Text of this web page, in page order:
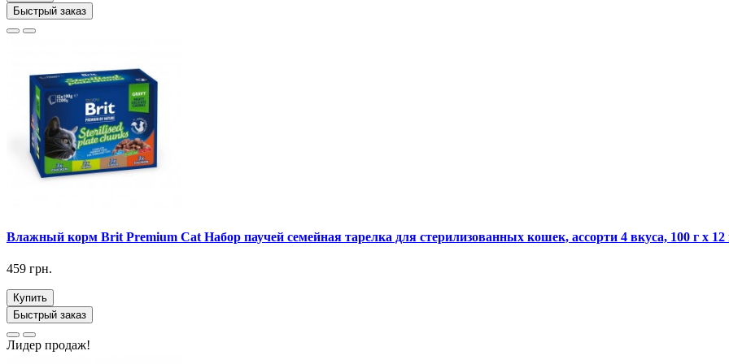
Быстрый заказ
Влажный корм Brit Premium Cat Набор паучей семейная тарелка для стерилизованных кошек, ассорти 4 вкуса, 100 г х
459 грн.
Купить
Быстрый заказ
Лидер продаж!